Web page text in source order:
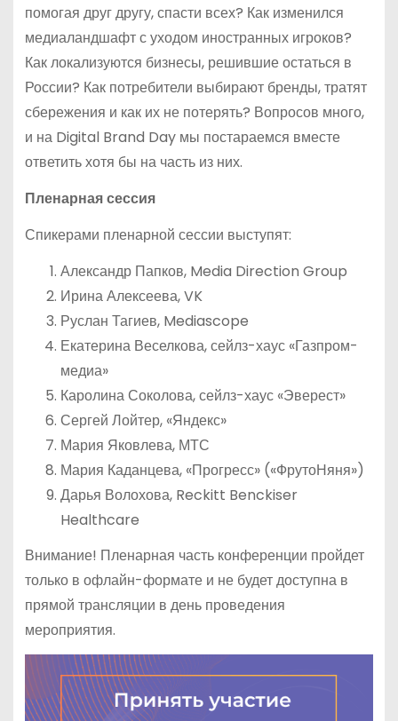
помогая друг другу, спасти всех? Как изменился
медиаландшафт с уходом иностранных игроков?
Как локализуются бизнесы, решившие остаться в
России? Как потребители выбирают бренды, тратят
сбережения и как их не потерять? Вопросов много,
и на Digital Brand Day мы постараемся вместе
ответить хотя бы на часть из них.
Пленарная сессия
Спикерами пленарной сессии выступят:
Александр Папков, Media Direction Group
Ирина Алексеева, VK
Руслан Тагиев, Mediascope
Екатерина Веселкова, сейлз-хаус «Газпром-
медиа»
Каролина Соколова, сейлз-хаус «Эверест»
Сергей Лойтер, «Яндекс»
Мария Яковлева, МТС
Мария Каданцева, «Прогресс» («ФрутоНяня»)
Дарья Волохова, Reckitt Benckiser
Healthcare
Внимание! Пленарная часть конференции пройдет
только в офлайн-формате и не будет доступна в
прямой трансляции в день проведения
мероприятия.